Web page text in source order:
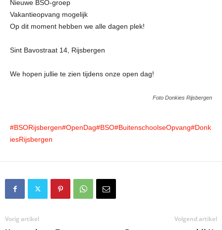
Nieuwe BSO-groep
Vakantieopvang mogelijk
Op dit moment hebben we alle dagen plek!
Sint Bavostraat 14, Rijsbergen
We hopen jullie te zien tijdens onze open dag!
Foto Donkies Rijsbergen
#BSORijsbergen#OpenDag#BSO#BuitenschoolseOpvang#Donk
iesRijsbergen
Vorig artikel Volgend artikel